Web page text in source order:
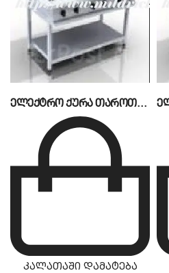
ელექტრო ქურა თაროთი MW-4N2
კალათაში დამატება